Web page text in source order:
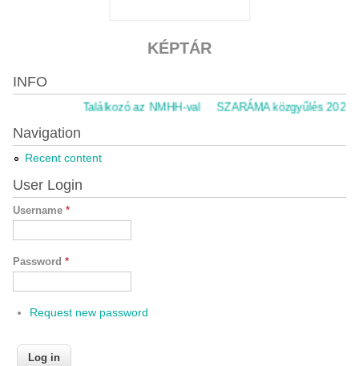
KÉPTÁR
INFO
Találkozó az NMHH-val SZARÁMA közgyűlés
Navigation
Recent content
User Login
Username *
Password *
Request new password